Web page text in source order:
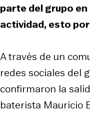
parte del grupo
actividad, esto
A través de un
redes sociales del
confirmaron la
baterista Mauricio